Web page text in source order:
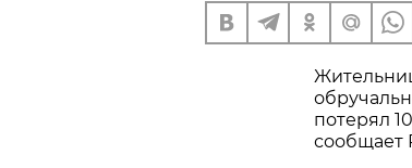
потерял
сообщает